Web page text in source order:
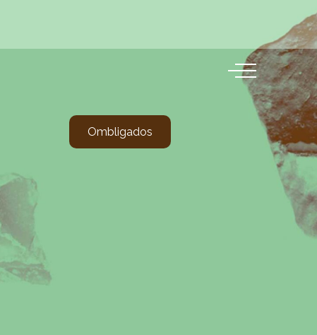
Ombligados